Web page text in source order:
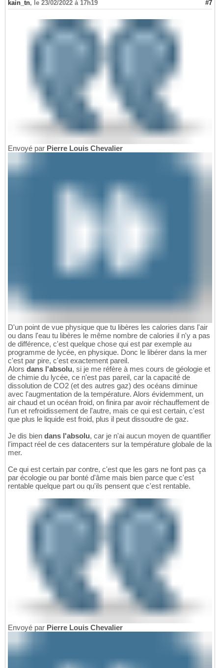
kain_tn, le 23/02/2022 à 17h19 #7
Envoyé par Pierre Louis Chevalier
D'un point de vue physique que tu libères les calories dans l'air
ou dans l'eau tu libères le même nombre de calories il n'y a pas
de différence, c'est quelque chose qui est par exemple au
programme de lycée, en physique. Donc le libérer dans la mer
c'est par pire, c'est exactement pareil.
Alors dans l'absolu, si je me réfère à mes cours de géologie et
de chimie du lycée, ce n'est pas pareil, car la capacité de
dissolution de CO2 (et des autres gaz) des océans diminue
avec l'augmentation de la température. Alors évidemment, un
air chaud et un océan froid, on finira par avoir réchauffement de
l'un et refroidissement de l'autre, mais ce qui est certain, c'est
que plus le liquide est froid, plus il peut dissoudre de gaz.
Je dis bien dans l'absolu, car je n'ai aucun moyen de quantifier
l'impact réel de ces datacenters sur la température globale de la
mer.
Ce qui est certain par contre, c'est que les gars ne font pas ça
par écologie ou par bonté d'âme mais bien parce que c'est
rentable quelque part ou qu'ils pensent que c'est rentable.
Envoyé par Pierre Louis Chevalier